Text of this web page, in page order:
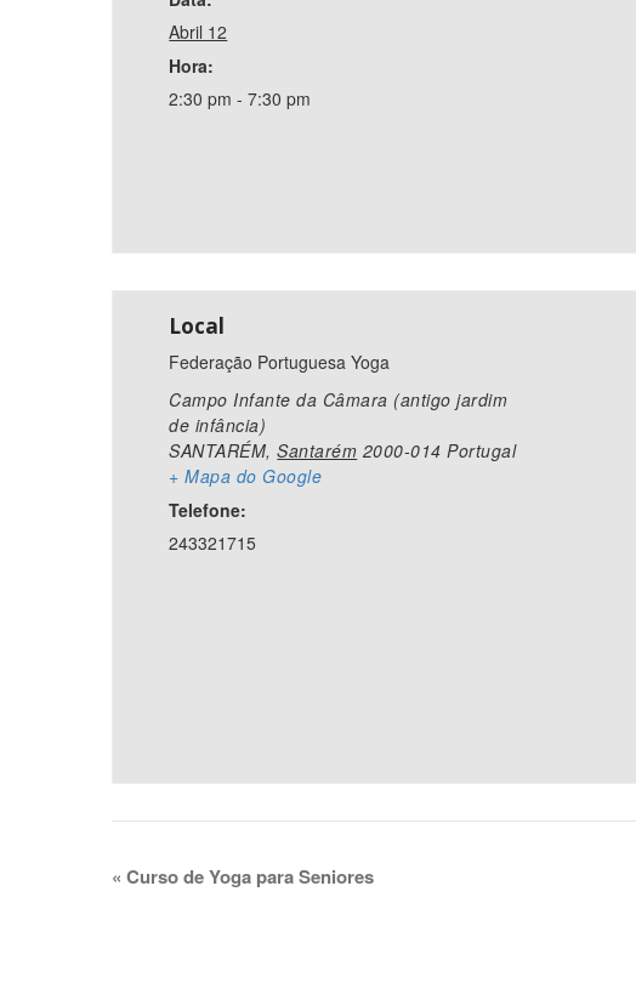
Abril 12
Hora:
2:30 pm - 7:30 pm
Local
Federação Portuguesa Yoga
Campo Infante da Câmara (antigo jardim
de infância)
SANTARÉM, Santarém 2000-014 Portugal
+ Mapa do Google
Telefone:
243321715
« Curso de Yoga para Seniores